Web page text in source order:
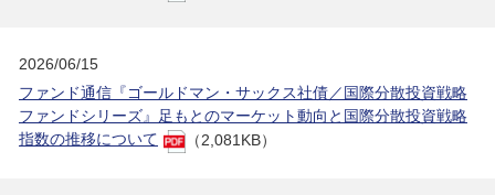
2026/06/15
ファンド通信『ゴールドマン・サックス社債／国際分散投資戦略
ファンドシリーズ』足もとのマーケット動向と国際分散投資戦略
指数の推移について
（2,081KB）